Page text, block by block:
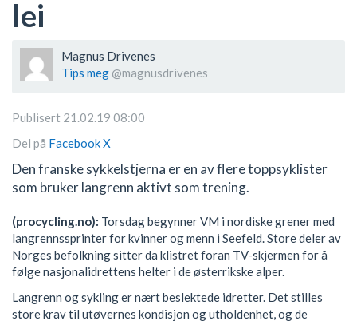
lei
Magnus Drivenes
Tips meg @magnusdrivenes
Publisert 21.02.19 08:00
Del på FacebookX
Den franske sykkelstjerna er en av flere toppsyklister
som bruker langrenn aktivt som trening.
(procycling.no): Torsdag begynner VM i nordiske grener med
langrennssprinter for kvinner og menn i Seefeld. Store deler av
Norges befolkning sitter da klistret foran TV-skjermen for å
følge nasjonalidrettens helter i de østerrikske alper.
Langrenn og sykling er nært beslektede idretter. Det stilles
store krav til utøvernes kondisjon og utholdenhet, og de